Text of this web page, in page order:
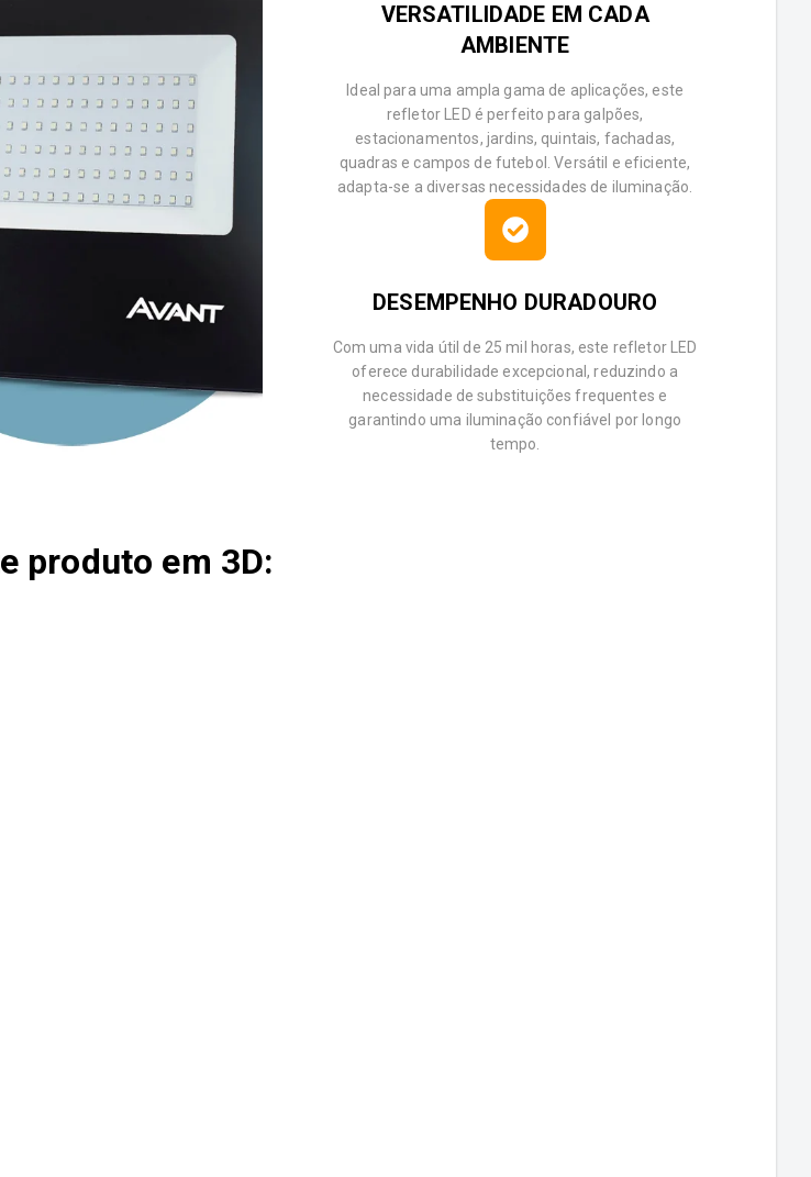
VERSATILIDADE EM CADA
AMBIENTE
Ideal para uma ampla gama de aplicações, este
refletor LED é perfeito para galpões,
estacionamentos, jardins, quintais, fachadas,
quadras e campos de futebol. Versátil e eficiente,
adapta-se a diversas necessidades de iluminação.
DESEMPENHO DURADOURO
Com uma vida útil de 25 mil horas, este refletor LED
oferece durabilidade excepcional, reduzindo a
necessidade de substituições frequentes e
garantindo uma iluminação confiável por longo
tempo.
produto em 3D: